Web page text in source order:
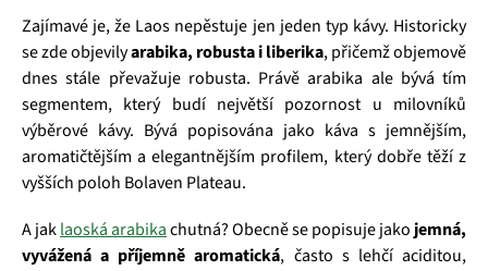
Zajímavé je, že Laos nepěstuje jen jeden typ kávy. Historicky
se zde objevilyarabika, robusta i liberika, přičemž objemově
dnes stále převažuje robusta. Právě arabika ale bývá tím
segmentem, který budí největší pozornost u milovníků
výběrové kávy. Bývá popisována jako káva s jemnějším,
aromatičtějším a elegantnějším profilem, který dobře těží z
vyšších poloh Bolaven Plateau.
A jaklaoská arabikachutná? Obecně se popisuje jako jemná,
vyvážená a příjemně aromatická, často s lehčí aciditou,